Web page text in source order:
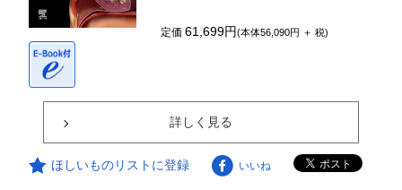
定価61,699円(本体56,090円 ＋ 税)
詳しく見る
ほしいものリストに登録 いいね